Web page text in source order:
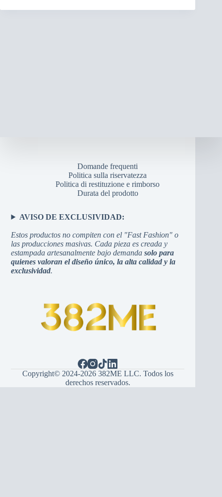
Domande frequenti
Politica sulla riservatezza
Politica di restituzione e rimborso
Durata del prodotto
AVISO DE EXCLUSIVIDAD:
Estos productos no compiten con el "Fast Fashion" o
las producciones masivas. Cada pieza es creada y
estampada artesanalmente bajo demandasolo para
quienes valoran el diseño único, la alta calidad y la
exclusividad.
Copyright© 2024-2026 382ME LLC. Todos los
derechos reservados.